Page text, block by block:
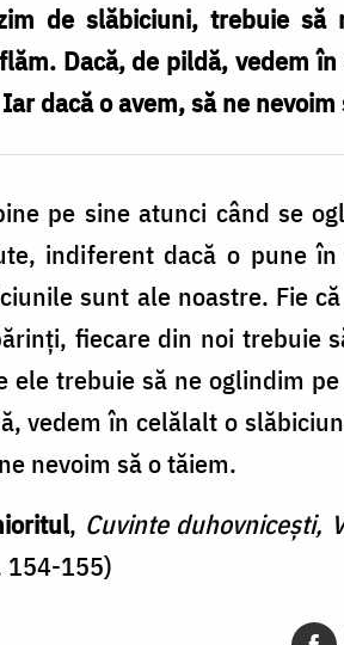
de slăbiciuni, trebuie
Dacă, de pildă, vedem
dacă o avem, să ne
pe sine atunci când se
indiferent dacă o pune
sunt ale noastre. Fie
fiecare din noi trebuie
ele trebuie să ne oglindim
vedem în celălalt o
nevoim să o tăiem.
, Cuvinte duhovniceşti,
154-155)